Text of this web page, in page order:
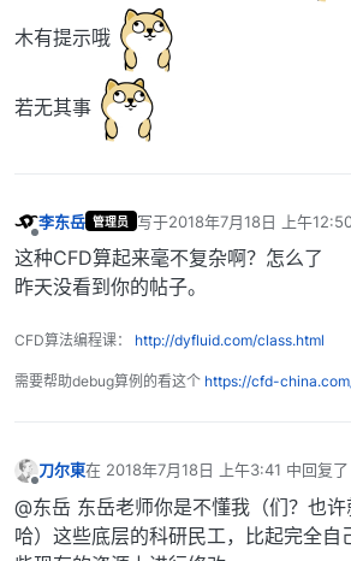
木有提示哦
若无其事
李东岳 管理员 写于2018年7月18日 上午
最后由 编辑
这种CFD算起来毫不复杂啊？怎么了
昨天没看到你的帖子。
CFD算法编程课： http://dyfluid.com/class.html
需要帮助debug算例的看这个 https://cfd-
刀尔東在 2018年7月18日 上午3:41 中回复了
最后由 编辑
@东岳 东岳老师你是不懂我（们？也
哈）这些底层的科研民工，比起完全自